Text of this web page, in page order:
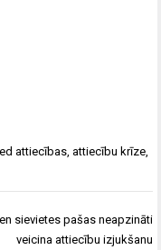
attiecības,attiecību krīze,
sievietes pašas neapzināti
veicina attiecību izjukšanu